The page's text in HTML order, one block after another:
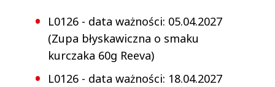
L0126 - data ważności: 05.04.2027
(Zupa błyskawiczna o smaku
kurczaka 60g Reeva)
L0126 - data ważności: 18.04.2027